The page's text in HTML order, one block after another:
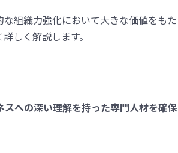
組織力強化において大きな価値をもた
しく解説します。
スへの深い理解を持った専門人材を確保